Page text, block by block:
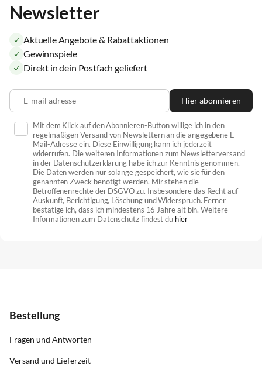
Newsletter
Aktuelle Angebote & Rabattaktionen
Gewinnspiele
Direkt in dein Postfach geliefert
E-mail adresse Hier abonnieren
Mit dem Klick auf den Abonnieren-Button willige ich in den
regelmäßigen Versand von Newslettern an die angegebene E-
Mail-Adresse ein. Diese Einwilligung kann ich jederzeit
widerrufen. Die weiteren Informationen zum Newsletterversand
in der Datenschutzerklärung habe ich zur Kenntnis genommen.
Die Daten werden nur solange gespeichert, wie sie für den
genannten Zweck benötigt werden. Mir stehen die
Betroffenenrechte der DSGVO zu. Insbesondere das Recht auf
Auskunft, Berichtigung, Löschung und Widerspruch. Ferner
bestätige ich, dass ich mindestens 16 Jahre alt bin. Weitere
Informationen zum Datenschutz findest du hier
Bestellung
Fragen und Antworten
Versand und Lieferzeit